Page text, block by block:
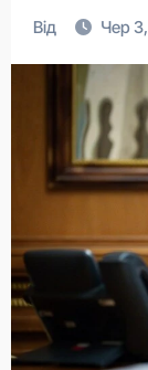
Від Чер